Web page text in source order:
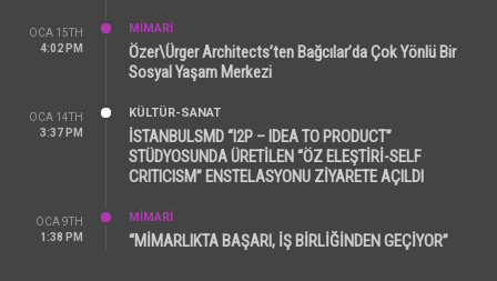
OCA 15TH
4:02 PM
MİMARİ
Özer\Ürger Architects’ten Bağcılar’da Çok Yönlü Bir
Sosyal Yaşam Merkezi
OCA 14TH
3:37 PM
KÜLTÜR-SANAT
İSTANBULSMD “I2P – IDEA TO PRODUCT”
STÜDYOSUNDA ÜRETİLEN “ÖZ ELEŞTİRİ-SELF
CRITICISM” ENSTELASYONU ZİYARETE AÇILDI
OCA 9TH
1:38 PM
MİMARİ
“MİMARLIKTA BAŞARI, İŞ BİRLİĞİNDEN GEÇİYOR”